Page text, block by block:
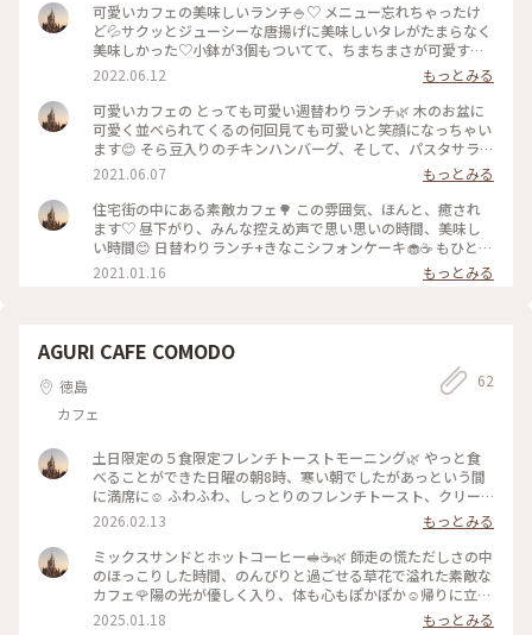
可愛いカフェの美味しいランチ🍚♡ メニュー忘れちゃったけ
ど💦サクッとジューシーな唐揚げに美味しいタレがたまらなく
美味しかった♡小鉢が3個もついてて、ちまちまさが可愛すぎ
る♡ランチデザートの抹茶のチーズケーキも絶品でした🌿お会
計の時、友達がパウンドケーキ私の分まで買ってくれてて、そ
の日の夜、4当分して、食後のデザートに食べました♡パサつ
き全くなしのしっとり食感がたまらない、しっかりした味で美
味しかった♡お店全部が可愛くて気持ちは非日常になれるんで
す🌿 #Myことりっぷ #春風さんぽ #日和カフェ #週替わり
ランチ #カフェ
2022.06.12
もっとみる
可愛いカフェの とっても可愛い週替わりランチ🌿 木のお盆に
可愛く並べられてくるの何回見ても可愛いと笑顔になっちゃい
ます😊 そら豆入りのチキンハンバーグ、そして、パスタサラ
ダ、ひじきの煮物、白和えの入った小鉢。 ハンバーグも小さく
て美味しい〜😊 食後のランチデザートは気になったきなこチ
ーズケーキ👀♡きなこの匂い、きなこ味のチーズケーキ🎵すご
く美味しくて食後のランチコーヒーを飲んだ後、見た目にも可
愛い「カフェオーレ」頼んじゃいました😊 可愛い、ほっこり
する食器も置いてある、また、行きたくなるお店です💠 #カフ
ェ #スイーツ #ランチ #コーヒー #わたしの街 #日和カ
2021.06.07
もっとみる
住宅街の中にある素敵カフェ🌳 この雰囲気、ほんと、癒され
ます♡ 昼下がり、みんな控えめ声で思い思いの時間、美味し
い時間😊 日替わりランチ+きなこシフォンケーキ🧁☕️ もひと
つ、「ほうじ茶ラテ」ほうじ茶の香りとほっこり甘さ、美味し
かったなぁ♡ #ランチ #カフェ #わたしの街
2021.01.16 もっとみる
AGURI CAFE COMODO
徳島
カフェ
62
土日限定の５食限定フレンチトーストモーニング🌿 やっと食
べることができた日曜の朝8時、寒い朝でしたがあっという間
に満席に☺️ ふわふわ、しっとりのフレンチトースト、クリー
ムと一緒に食べたら、これまた美味しくて大切に食べてました
（笑）サラダにフルーツ、グラノーラ入りヨーグルトに熱々の
ブレンドコーヒー🥗☕️ 大満足でお店を出る時には行列ができて
いました。また、並んでも来たいお店です🌿 2026.1.25 #アグ
リカフェコモド #モーニング #土日限定フレンチトーストモ
2026.02.13
もっとみる
ミックスサンドとホットコーヒー🥪☕️🌿 師走の慌ただしさの中
のほっこりした時間、のんびりと過ごせる草花で溢れた素敵な
カフェ🌹陽の光が優しく入り、体も心もぽかぽか☺️帰りに立派
な冬大根を買って帰り、夜はお鍋に半分おでんにしました🍲 #
2025.01.18
もっとみる